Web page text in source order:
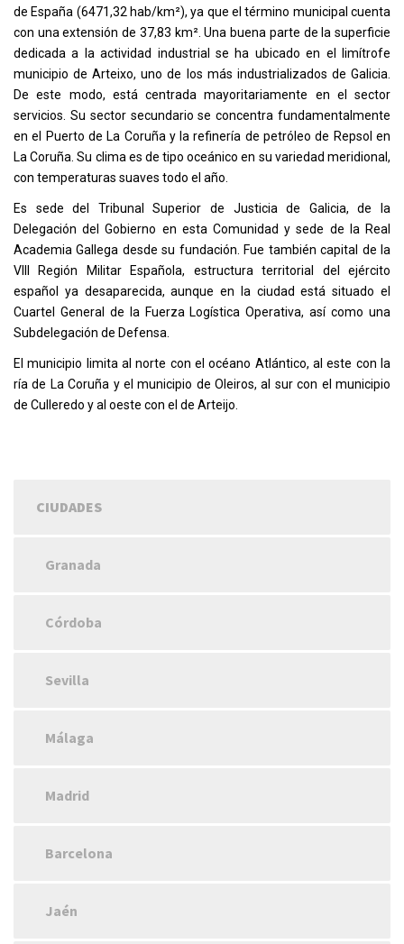
de España (6471,32 hab/km²), ya que el término municipal cuenta
con una extensión de 37,83 km². Una buena parte de la superficie
dedicada a la actividad industrial se ha ubicado en el limítrofe
municipio de Arteixo, uno de los más industrializados de Galicia.
De este modo, está centrada mayoritariamente en el sector
servicios. Su sector secundario se concentra fundamentalmente
en el Puerto de La Coruña y la refinería de petróleo de Repsol en
La Coruña. Su clima es de tipo oceánico en su variedad meridional,
con temperaturas suaves todo el año.
Es sede del Tribunal Superior de Justicia de Galicia, de la
Delegación del Gobierno en esta Comunidad y sede de la Real
Academia Gallega​ desde su fundación. Fue también capital de la
VIII Región Militar Española, estructura territorial del ejército
español ya desaparecida, aunque en la ciudad está situado el
Cuartel General de la Fuerza Logística Operativa, así como una
Subdelegación de Defensa.
El municipio limita al norte con el océano Atlántico, al este con la
ría de La Coruña y el municipio de Oleiros, al sur con el municipio
de Culleredo y al oeste con el de Arteijo.
CIUDADES
Granada
Córdoba
Sevilla
Málaga
Madrid
Barcelona
Jaén